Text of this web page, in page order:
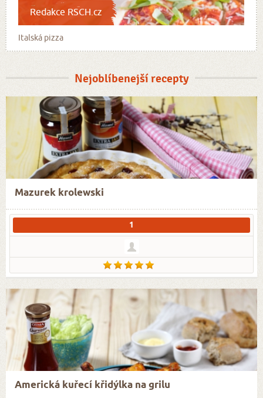
Redakce RSCH.cz
Italská pizza
Nejoblíbenejší recepty
Mazurek krolewski
1
Americká kuřecí křidýlka na grilu